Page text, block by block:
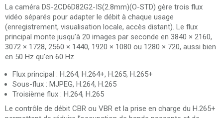
La caméra DS-2CD6D82G2-IS(2.8mm)(O-STD) gère trois flux
vidéo séparés pour adapter le débit à chaque usage
(enregistrement, visualisation locale, accès distant). Le flux
principal monte jusqu’à 20 images par seconde en 3840 × 2160,
3072 × 1728, 2560 × 1440, 1920 × 1080 ou 1280 × 720, aussi bien
en 50 Hz qu’en 60 Hz.
Flux principal : H.264, H.264+, H.265, H.265+
Sous-flux : MJPEG, H.264, H.265
Troisième flux : H.264, H.265
Le contrôle de débit CBR ou VBR et la prise en charge du H.265+